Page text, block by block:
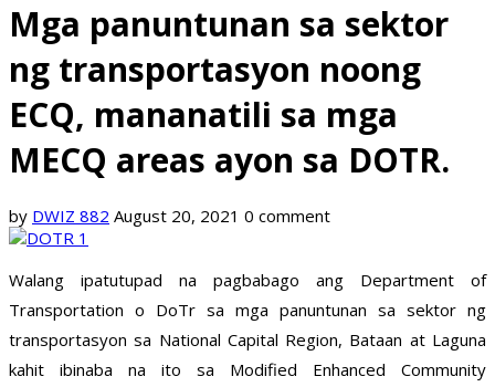
Mga panuntunan sa sektor
ng transportasyon noong
ECQ, mananatili sa mga
MECQ areas ayon sa DOTR.
by DWIZ 882 August 20, 2021 0 comment
Walang ipatutupad na pagbabago ang Department of
Transportation o DoTr sa mga panuntunan sa sektor ng
transportasyon sa National Capital Region, Bataan at Laguna
kahit ibinaba na ito sa Modified Enhanced Community